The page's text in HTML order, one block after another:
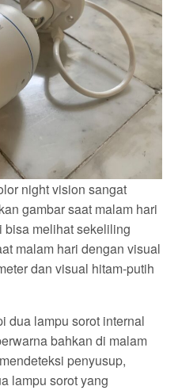
night vision sangat
gambar saat malam hari
bisa melihat sekeliling
malam hari dengan visual
dan visual hitam-putih
dua lampu sorot internal
bahkan di malam
penyusup,
lampu sorot yang